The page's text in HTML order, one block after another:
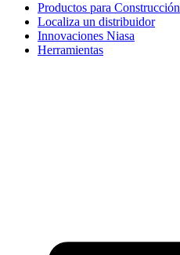
Productos para Construcción
Localiza un distribuidor
Innovaciones Niasa
Herramientas